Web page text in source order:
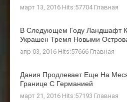
март 13, 2016 Hits:57704 Главная
В Следующем Году Ландшафт
Украшен Тремя Новыми
апр 03, 2016 Hits:57666 Главная
Дания Продлевает Еще На
Границе С Германией
март 21, 2016 Hits:57193 Главная